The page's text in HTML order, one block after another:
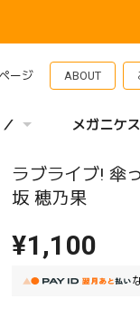
ージ ABOUT
メガニケ
ラブライブ! 傘
坂 穂乃果
¥1,100